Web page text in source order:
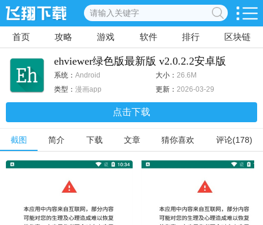
首页 攻略 游戏 软件 排行 区块链
ehviewer绿色版最新版 v2.0.2.2安卓版
系统： Android 大小： 26.6M
类型： 漫画app 更新： 2026-03-29
点击下载
截图 简介 下载 文章 猜你喜欢 评论(178)